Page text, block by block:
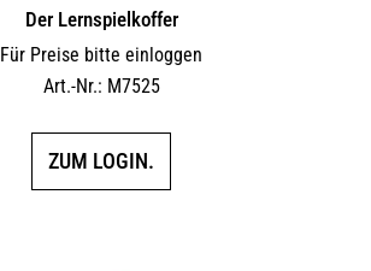
Der Lernspielkoffer
Für Preise bitte einloggen
Art.-Nr.: M7525
ZUM LOGIN.